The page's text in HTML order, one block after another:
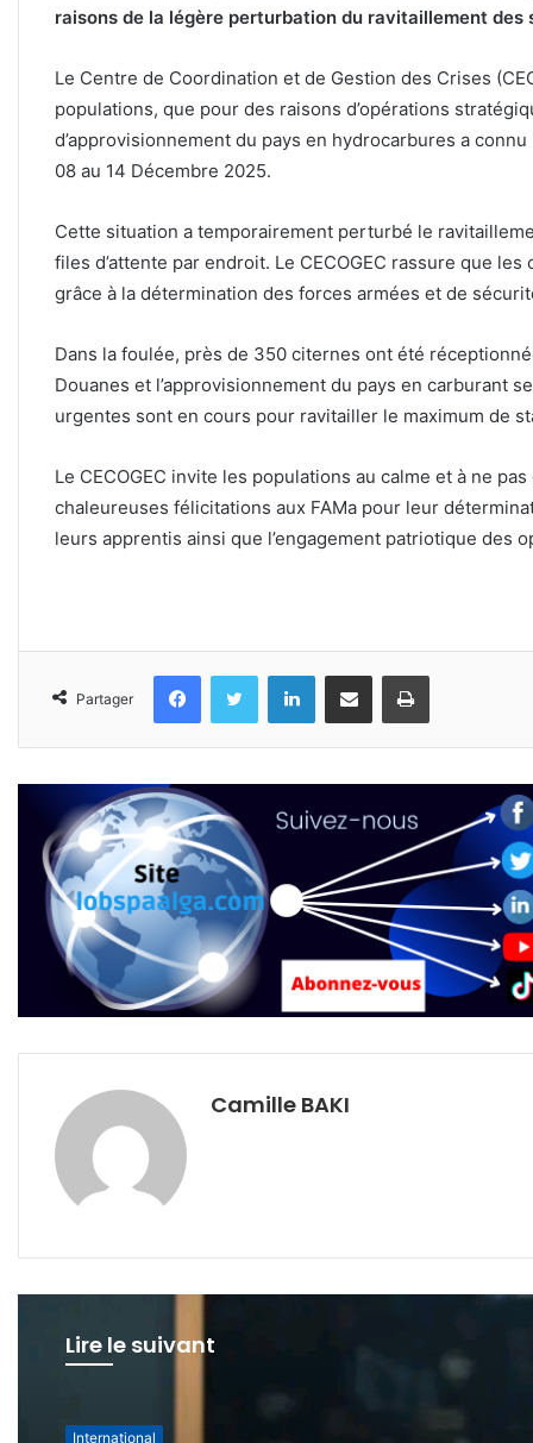
raisons de la légère perturbation du ravitaillement
Le Centre de Coordination et de Gestion des Crises
populations, que pour des raisons d’opérations
d’approvisionnement du pays en hydrocarbures a
08 au 14 Décembre 2025.
Cette situation a temporairement perturbé le
files d’attente par endroit. Le CECOGEC rassure que
grâce à la détermination des forces armées et de
Dans la foulée, près de 350 citernes ont été
Douanes et l’approvisionnement du pays en carburant
urgentes sont en cours pour ravitailler le maximum de
Le CECOGEC invite les populations au calme et à ne
chaleureuses félicitations aux FAMa pour leur
leurs apprentis ainsi que l’engagement patriotique des
Partager
FacebookTwitter LinkedinPartager par email Imprimer
Camille BAKI
Lire le suivant